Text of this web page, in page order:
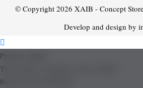
© Copyright 2026 XAIB - Concept
Develop and design by
Product added!
The product is already in the wishlist!
Removed from Wishlist